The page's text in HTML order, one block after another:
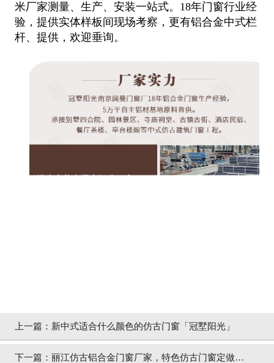
米厂家测量、生产、安装一站式。18年门窗行业经
验，提供实体样板间现场考察，更有铝合金中式栏
杆、提供，欢迎垂询。
上一篇： 新中式适合什么颜色的仿古门窗「冠墅阳光」
下一篇： 丽江仿古铝合金门窗厂家，特色仿古门窗定做